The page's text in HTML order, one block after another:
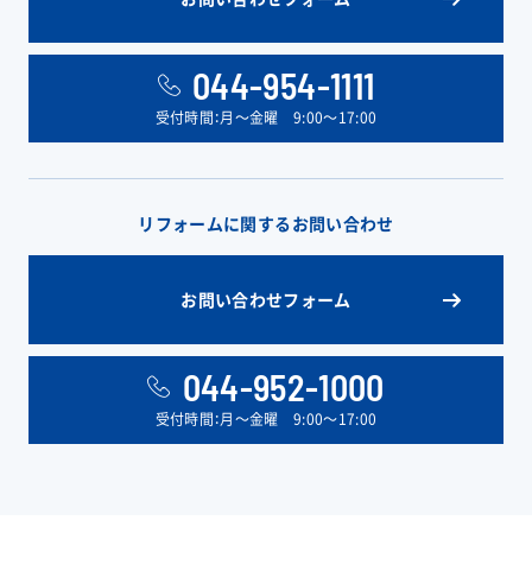
044-954-1111
受付時間：月〜金曜 9:00〜17:00
リフォームに関するお問い合わせ
お問い合わせフォーム
044-952-1000
受付時間：月〜金曜 9:00〜17:00